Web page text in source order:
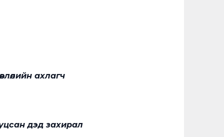
ахлагч
дэд захирал